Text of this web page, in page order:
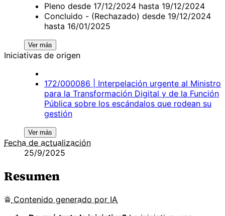
Pleno desde 17/12/2024 hasta 19/12/2024
Concluido - (Rechazado) desde 19/12/2024
hasta 16/01/2025
Ver más
Iniciativas de origen
172/000086 | Interpelación urgente al Ministro
para la Transformación Digital y de la Función
Pública sobre los escándalos que rodean su
gestión
Ver más
Fecha de actualización
25/9/2025
Resumen
Contenido generado por IA